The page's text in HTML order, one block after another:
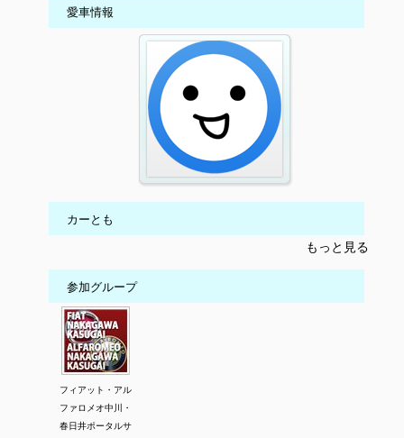
愛車情報
カーとも
もっと見る
参加グループ
フィアット・アル
ファロメオ中川・
春日井ポータルサ